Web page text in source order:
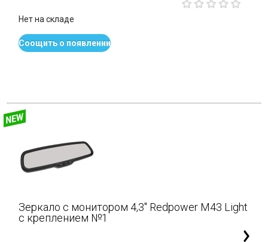
Нет на складе
Соощить о появлении
Зеркало с монитором 4,3" Redpower M43 Light
с креплением №1